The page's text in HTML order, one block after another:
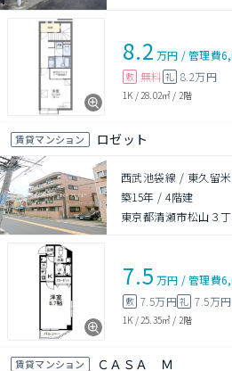
8.2 万円 /管理費
敷 無料 礼 8.2万円
1K / 28.02㎡ / 2階
賃貸マンション ロゼット
西武池袋線 / 東久留
築15年 /4階建
東京都清瀬市松山３
7.5 万円 /管理費
敷 7.5万円礼 7.5万円
1K / 25.35㎡ / 2階
賃貸マンション ＣＡＳＡ Ｍ